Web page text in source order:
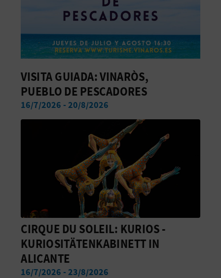
VISITA GUIADA: VINARÒS,
PUEBLO DE PESCADORES
16/7/2026 - 20/8/2026
CIRQUE DU SOLEIL: KURIOS -
KURIOSITÄTENKABINETT IN
ALICANTE
16/7/2026 - 23/8/2026